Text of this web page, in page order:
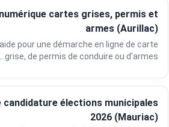
cartes grises, permis et
armes (Aurillac)
pour une démarche en ligne de carte
grise, de permis de conduire ou d'armes...
candidature élections municipales
2026 (Mauriac)